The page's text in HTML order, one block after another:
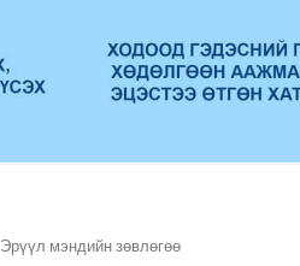
Эрүүл мэндийн зөвлөгөө